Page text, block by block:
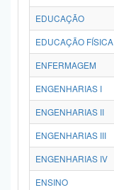
EDUCAÇÃO
EDUCAÇÃO FÍSICA
ENFERMAGEM
ENGENHARIAS I
ENGENHARIAS II
ENGENHARIAS III
ENGENHARIAS IV
ENSINO